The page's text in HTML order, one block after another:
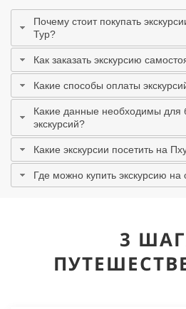
Почему стоит покупать
Тур?
Как заказать экскурсию
Какие способы оплаты
Какие данные необходимы для
экскурсий?
Какие экскурсии посетить на
Где можно купить экскурсию на
3